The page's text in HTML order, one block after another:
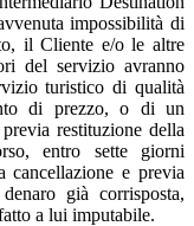
impossibilità di
il Cliente e/o le altre
del servizio avranno
turistico di qualità
di prezzo, o di un
restituzione della
entro sette giorni
cancellazione e previa
già corrisposta,
a lui imputabile.